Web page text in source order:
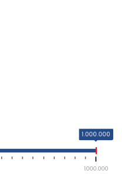
1.000.000
1.000.000